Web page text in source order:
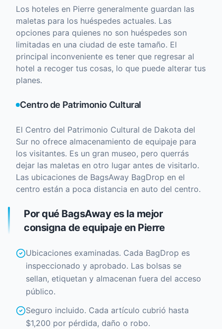
Los hoteles en Pierre generalmente guardan las
maletas para los huéspedes actuales. Las
opciones para quienes no son huéspedes son
limitadas en una ciudad de este tamaño. El
principal inconveniente es tener que regresar al
hotel a recoger tus cosas, lo que puede alterar tus
planes.
Centro de Patrimonio Cultural
El Centro del Patrimonio Cultural de Dakota del
Sur no ofrece almacenamiento de equipaje para
los visitantes. Es un gran museo, pero querrás
dejar las maletas en otro lugar antes de visitarlo.
Las ubicaciones de BagsAway BagDrop en el
centro están a poca distancia en auto del centro.
Por qué BagsAway es la mejor
consigna de equipaje en Pierre
Ubicaciones examinadas. Cada BagDrop es
inspeccionado y aprobado. Las bolsas se
sellan, etiquetan y almacenan fuera del acceso
público.
Seguro incluido. Cada artículo cubrió hasta
$1,200 por pérdida, daño o robo.